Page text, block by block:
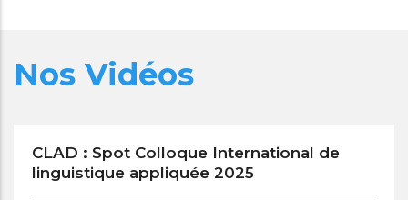
Nos Vidéos
CLAD : Spot Colloque International de
linguistique appliquée 2025